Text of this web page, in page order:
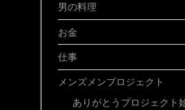
男の料理
お金
仕事
メンズメンプロジェクト
ありがとうプロジェクト